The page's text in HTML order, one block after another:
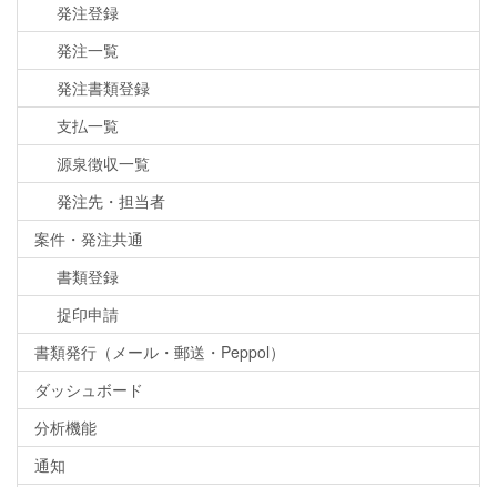
発注登録
発注一覧
発注書類登録
支払一覧
源泉徴収一覧
発注先・担当者
案件・発注共通
書類登録
捉印申請
書類発行（メール・郵送・Peppol）
ダッシュボード
分析機能
通知